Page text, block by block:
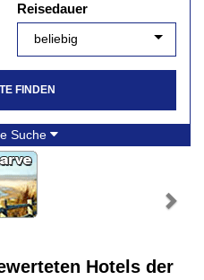
Reisedauer
FINDEN
Suche
Hotels der